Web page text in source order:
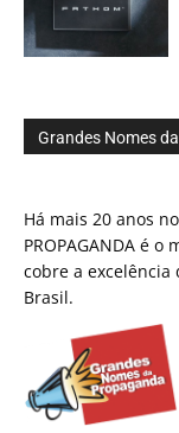
Grandes Nomes
Há mais 20 anos
PROPAGANDA é
cobre a
Brasil.